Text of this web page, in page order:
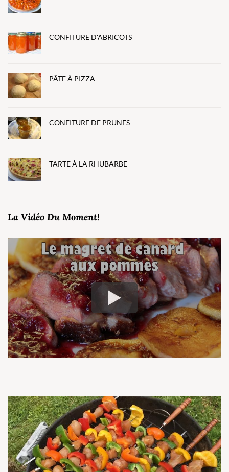
CONFITURE D'ABRICOTS
PÂTE À PIZZA
CONFITURE DE PRUNES
TARTE À LA RHUBARBE
La Vidéo Du Moment!